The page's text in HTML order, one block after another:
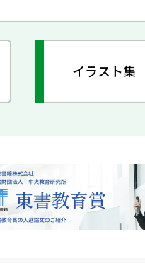
イラスト集